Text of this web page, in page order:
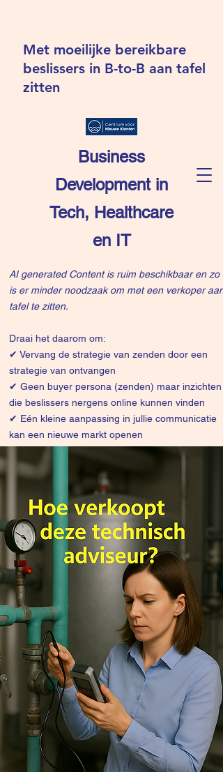
Business
Development in
Tech, Healthcare
en IT
Met moeilijke bereikbare
beslissers in B-to-B aan tafel
zitten
AI generated Content is ruim beschikbaar en zo
is er minder noodzaak om met een verkoper aan
tafel te zitten.
Draai het daarom om:
✔ Vervang de strategie van zenden door een
strategie van ontvangen
✔ Geen buyer persona (zenden) maar inzichten
die beslissers nergens online kunnen vinden
✔ Eén kleine aanpassing in jullie communicatie
kan een nieuwe markt openen